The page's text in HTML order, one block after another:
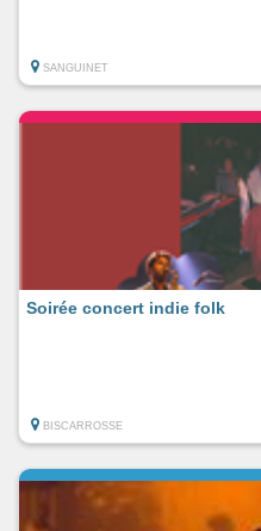
SANGUINET
Soirée concert indie folk
BISCARROSSE